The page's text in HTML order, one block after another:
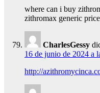
where can i buy
zithromax generic price
CharlesGessy
16 de junio de 2024 a
http://